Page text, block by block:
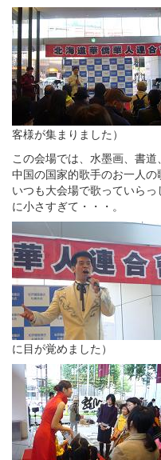
客様が集まりました）
この会場では、水墨画、書道
中国の国家的歌手のお一人の
いつも大会場で歌っていら
に小さすぎて・・・。
に目が覚めました）